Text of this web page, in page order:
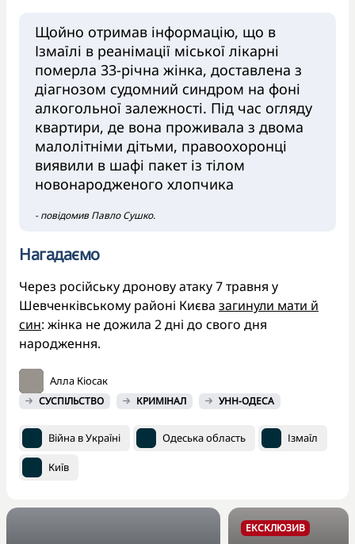
Щойно отримав інформацію, що в
Ізмаїлі в реанімації міської лікарні
померла 33-річна жінка, доставлена з
діагнозом судомний синдром на фоні
алкогольної залежності. Під час огляду
квартири, де вона проживала з двома
малолітніми дітьми, правоохоронці
виявили в шафі пакет із тілом
новонародженого хлопчика
- повідомив Павло Сушко.
Нагадаємо
Через російську дронову атаку 7 травня у
Шевченківському районі Києва загинули мати й
син: жінка не дожила 2 дні до свого дня
народження.
Алла Кіосак
СУСПІЛЬСТВО КРИМІНАЛ УНН-ОДЕСА
Війна в Україні Одеська область Ізмаїл
Київ
ЕКСКЛЮЗИВ